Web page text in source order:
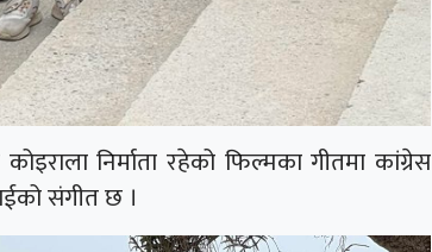
निर्माता रहेको फिल्मका गीतमा कांग्रेस
संगीत छ ।